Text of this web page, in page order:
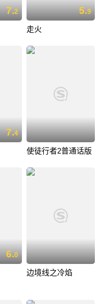
7.2 5.9
走火
7.4
使徒行者2普通话版
6.0
边境线之冷焰